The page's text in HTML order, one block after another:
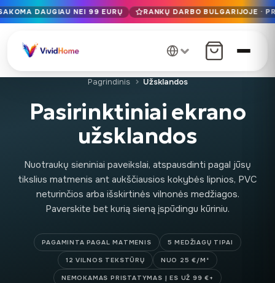
Nemokamas pristatymas į ES, kai užsakoma daugiau nei 99
12+ metų meistriškumo · Tik aukščiausios kokybės medžiagos
DAUGIAU NEI 99 EURŲ RANKŲ DARBO BULGARIJOJE ·
Pagrindinis Užsklandos
Pasirinktiniai ekrano
užsklandos
Nuotraukų sieniniai paveikslai, atspausdinti pagal jūsų
tikslius matmenis ant aukščiausios kokybės lipnios, PVC
neturinčios arba išskirtinės vilnonės medžiagos.
Paverskite bet kurią sieną įspūdingu kūriniu.
PAGAMINTA PAGAL MATMENIS 5 MEDŽIAGŲ TIPAI
12 VILNOS TEKSTŪRŲ NUO 25 €/M²
NEMOKAMAS PRISTATYMAS Į ES UŽ 99 €+